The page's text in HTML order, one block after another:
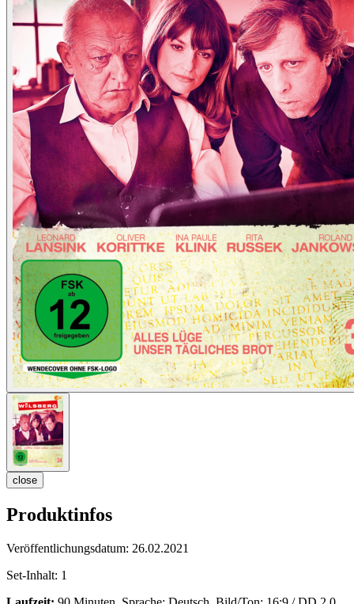
close
Produktinfos
Veröffentlichungsdatum: 26.02.2021
Set-Inhalt: 1